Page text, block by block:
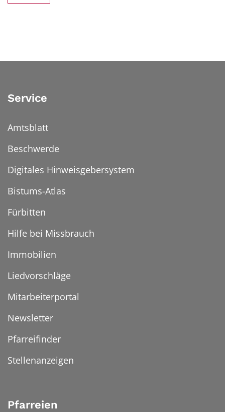
Service
Amtsblatt
Beschwerde
Digitales Hinweisgebersystem
Bistums-Atlas
Fürbitten
Hilfe bei Missbrauch
Immobilien
Liedvorschläge
Mitarbeiterportal
Newsletter
Pfarreifinder
Stellenanzeigen
Pfarreien